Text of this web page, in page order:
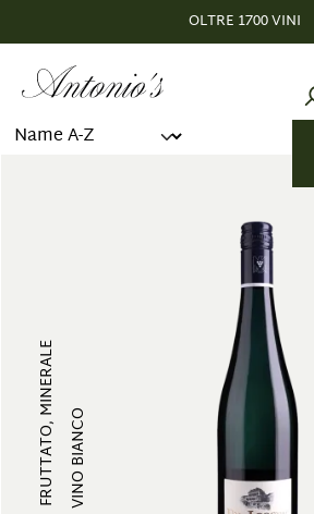
OLTRE 1700 VINI
FRUTTATO, MINERALEVINO BIANCO